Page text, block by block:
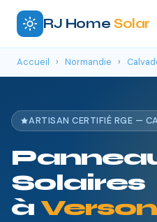
RJ Home Solar
Accueil › Normandie ›
ARTISAN CERTIFIÉ RGE —
Solaires
àVerson